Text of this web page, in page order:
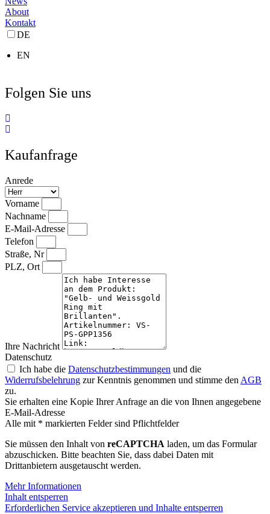
About
Kontakt
DE
EN
Folgen Sie uns
Kaufanfrage
Anrede
Vorname
Nachname
E-Mail-Adresse
Telefon
Straße, Nr
PLZ, Ort
Ihre Nachricht
Datenschutz
Ich habe die Datenschutzbestimmungen und die
Widerrufsbelehrung zur Kenntnis genommen und stimme den AGB
zu.
Sie erhalten eine Kopie Ihrer Anfrage an die von Ihnen angegebene
E-Mail-Adresse
Alle mit * markierten Felder sind Pflichtfelder
Sie müssen den Inhalt von reCAPTCHA laden, um das Formular
abzuschicken. Bitte beachten Sie, dass dabei Daten mit
Drittanbietern ausgetauscht werden.
Mehr Informationen
Inhalt entsperren
Erforderlichen Service akzeptieren und Inhalte entsperren